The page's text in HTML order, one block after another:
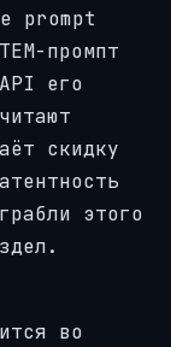
prompt
промпт
его
скидку
этого
во